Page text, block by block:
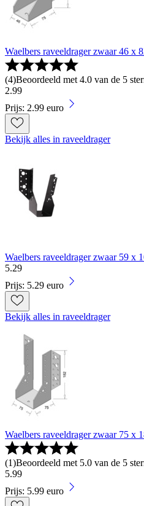
Waelbers raveeldrager zwaar 46 x
(4)Beoordeeld met 4.0 van de 5
2.99
Prijs: 2.99 euro
Bekijk alles in raveeldrager
Waelbers raveeldrager zwaar 59 x
5.29
Prijs: 5.29 euro
Bekijk alles in raveeldrager
Waelbers raveeldrager zwaar 75 x
(1)Beoordeeld met 5.0 van de 5
5.99
Prijs: 5.99 euro